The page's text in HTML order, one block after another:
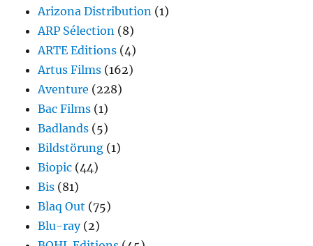
Arizona Distribution (1)
ARP Sélection (8)
ARTE Editions (4)
Artus Films (162)
Aventure (228)
Bac Films (1)
Badlands (5)
Bildstörung (1)
Biopic (44)
Bis (81)
Blaq Out (75)
Blu-ray(2)